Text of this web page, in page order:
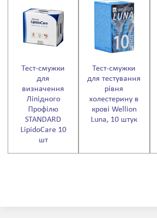
Тест-смужки
для
визначення
Ліпідного
Профілю
STANDARD
LipidoCare 10
шт
Тест-смужки
для тестування
рівня
холестерину в
крові Wellion
Luna, 10 штук